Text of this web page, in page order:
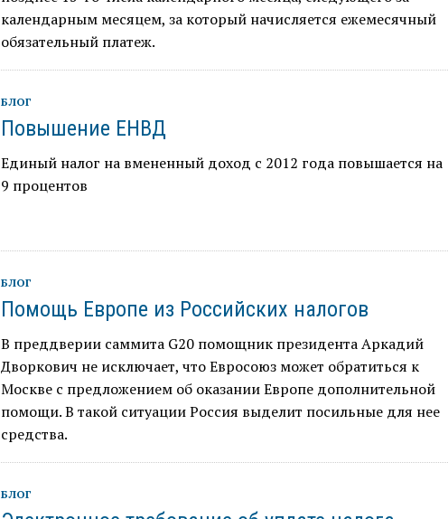
календарным месяцем, за который начисляется ежемесячный
обязательный платеж.
БЛОГ
Повышение ЕНВД
Единый налог на вмененный доход с 2012 года повышается на
9 процентов
БЛОГ
Помощь Европе из Российских налогов
В преддверии саммита G20 помощник президента Аркадий
Дворкович не исключает, что Евросоюз может обратиться к
Москве с предложением об оказании Европе дополнительной
помощи. В такой ситуации Россия выделит посильные для нее
средства.
БЛОГ